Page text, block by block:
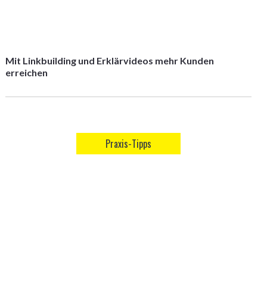
Mit Linkbuilding und Erklärvideos mehr Kunden
erreichen
Praxis-Tipps